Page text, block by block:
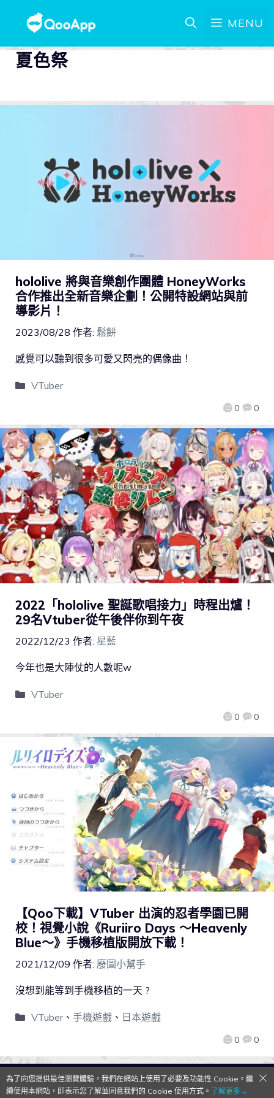
MENU
夏色祭
hololive 將與音樂創作團體 HoneyWorks
合作推出全新音樂企劃！公開特設網站與前
導影片！
2023/08/28 作者: 鬆餅
0 0
感覺可以聽到很多可愛又閃亮的偶像曲！
VTuber
2022「hololive 聖誕歌唱接力」時程出爐！
29名Vtuber從午後伴你到午夜
2022/12/23 作者: 星藍
0 0
今年也是大陣仗的人數呢w
VTuber
【Qoo下載】VTuber 出演的忍者學園已開
校！視覺小說《Ruriiro Days 〜Heavenly
Blue〜》手機移植版開放下載！
2021/12/09 作者: 廢圖小幫手
0 0
沒想到能等到手機移植的一天 ?
VTuber、 手機遊戲、 日本遊戲
QooApp Limited © 2026
為了向您提供最佳瀏覽體驗，我們在網站上使用了必要及功能性 Cookie。繼
續使用本網站，即表示您了解並同意我們的 Cookie 使用方式。 了解更多→